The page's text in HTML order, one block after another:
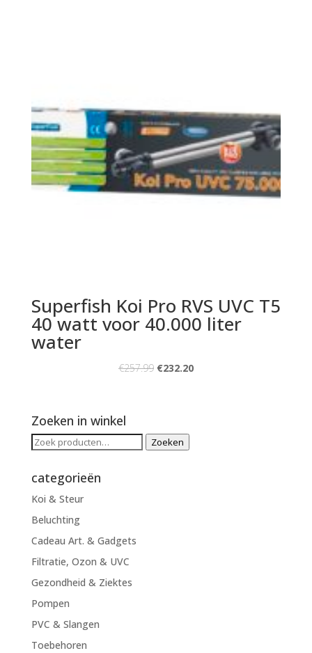
Superfish Koi Pro RVS UVC T5
40 watt voor 40.000 liter
water
€257.99 €232.20
Zoeken in winkel
Zoeken
Zoeken
categorieën
Koi & Steur
Beluchting
Cadeau Art. & Gadgets
Filtratie, Ozon & UVC
Gezondheid & Ziektes
Pompen
PVC & Slangen
Toebehoren